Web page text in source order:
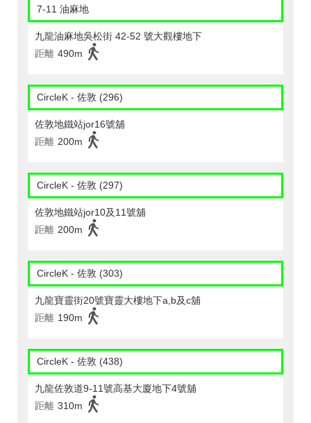
7-11 油麻地
九龍油麻地吳松街 42-52 號大觀樓地下
距離 490m
CircleK - 佐敦 (296)
佐敦地鐵站jor16號舖
距離 200m
CircleK - 佐敦 (297)
佐敦地鐵站jor10及11號舖
距離 200m
CircleK - 佐敦 (303)
九龍寶靈街20號寶靈大樓地下a,b及c舖
距離 190m
CircleK - 佐敦 (438)
九龍佐敦道9-11號高基大廈地下4號舖
距離 310m